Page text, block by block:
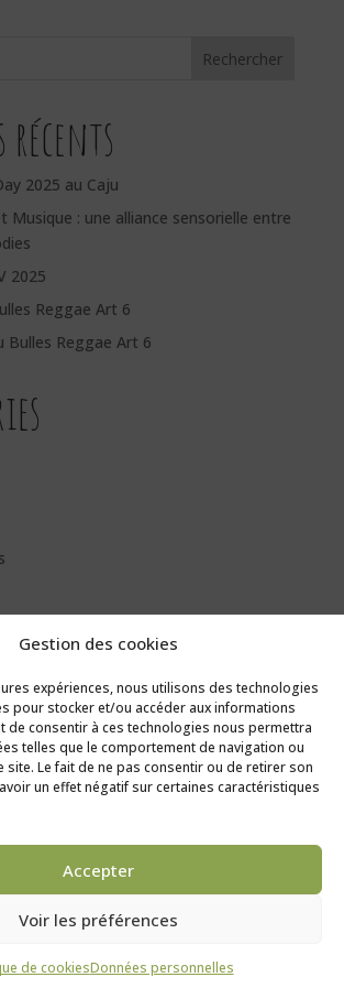
Gestion des cookies
expériences, nous utilisons des technologies
pour stocker et/ou accéder aux informations
de consentir à ces technologies nous permettra
telles que le comportement de navigation ou
site. Le fait de ne pas consentir ou de retirer son
un effet négatif sur certaines caractéristiques
Accepter
Voir les préférences
de cookiesDonnées personnelles
Rechercher
2025 au Caju
Musique : une alliance sensorielle entre
2025
Reggae Art 6
Bulles Reggae Art 6
Gilles Virey 2025 |
|Conditions générales de vente|
Livraison et retours
dangereux pour la santé. À consommer avec
modération.